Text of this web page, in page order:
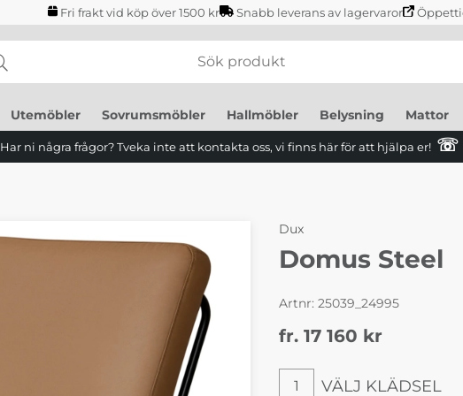
Fri frakt vid köp över 1500 kr Snabb leverans av lagervaror
Utemöbler Sovrumsmöbler Hallmöbler Belysning Mattor
Har ni några frågor? Tveka inte att kontakta oss, vi finns här för att hjälpa er! ☏
Dux
Domus Steel
Artnr: 25039_24995
fr. 17 160 kr
1 VÄLJ KLÄDSEL